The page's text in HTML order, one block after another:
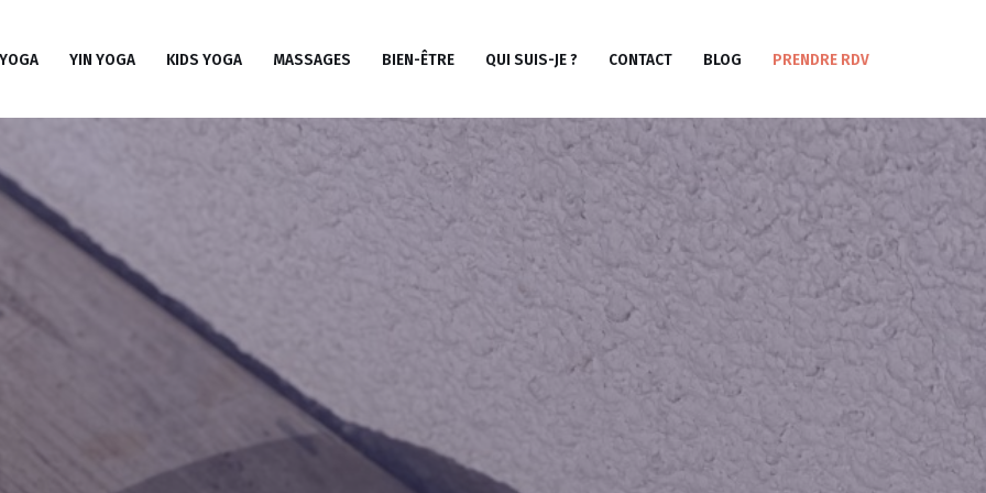
YIN YOGA KIDS YOGA MASSAGES BIEN-ÊTRE QUI SUIS-JE ? CONTACT BLOG PRENDRE RDV